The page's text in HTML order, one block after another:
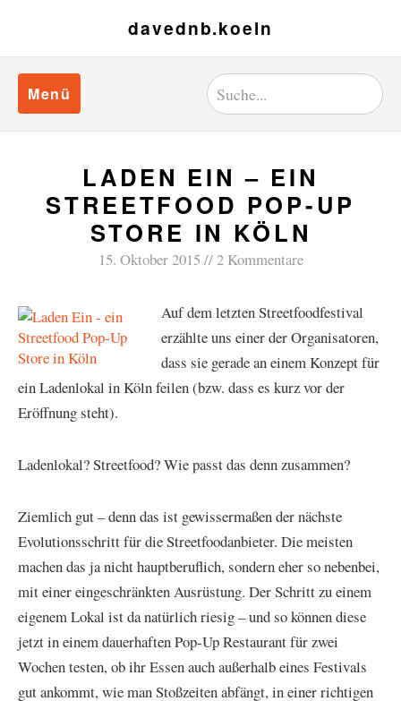
davednb.koeln
Menü
LADEN EIN – EIN
STREETFOOD POP-UP
STORE IN KÖLN
15. Oktober 2015 2 Kommentare
Auf dem letzten Streetfoodfestival
erzählte uns einer der Organisatoren,
dass sie gerade an einem Konzept für
ein Ladenlokal in Köln feilen (bzw. dass es kurz vor der
Eröffnung steht).
Ladenlokal? Streetfood? Wie passt das denn zusammen?
Ziemlich gut – denn das ist gewissermaßen der nächste
Evolutionsschritt für die Streetfoodanbieter. Die meisten
machen das ja nicht hauptberuflich, sondern eher so nebenbei,
mit einer eingeschränkten Ausrüstung. Der Schritt zu einem
eigenem Lokal ist da natürlich riesig – und so können diese
jetzt in einem dauerhaften Pop-Up Restaurant für zwei
Wochen testen, ob ihr Essen auch außerhalb eines Festivals
gut ankommt, wie man Stoßzeiten abfängt, in einer richtigen